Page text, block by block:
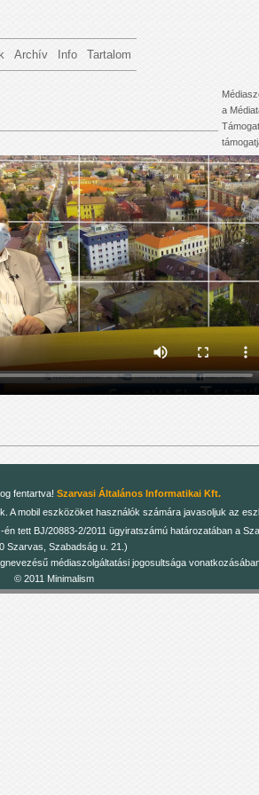
Archív Info Tartalom
a
fentartva!Szarvasi Általános Informatikai Kft.
A mobil eszközöket használók számára javasoljuk az
tett BJ/20883-2/2011 ügyiratszámú határozatában a
Szarvas, Szabadság u. 21.)
médiaszolgáltatási jogosultsága
© 2011 Minimalism